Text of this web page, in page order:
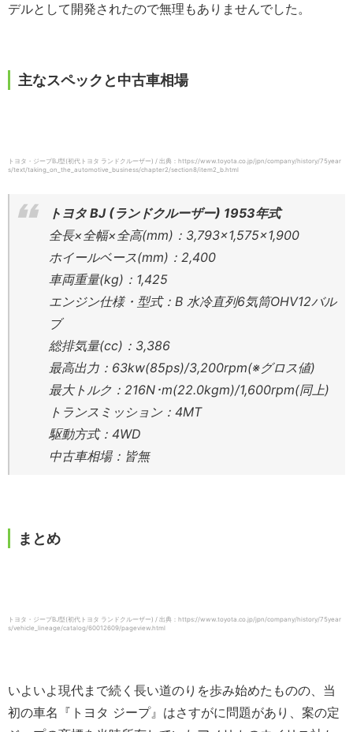
デルとして開発されたので無理もありませんでした。
主なスペックと中古車相場
トヨタ・ジープBJ型(初代トヨタ ランドクルーザー) / 出典：https://www.toyota.co.jp/jpn/company/history/75year
s/text/taking_on_the_automotive_business/chapter2/section8/item2_b.html
トヨタ BJ (ランドクルーザー) 1953年式
全長×全幅×全高(mm)：3,793×1,575×1,900
ホイールベース(mm)：2,400
車両重量(kg)：1,425
エンジン仕様・型式：B 水冷直列6気筒OHV12バル
ブ
総排気量(cc)：3,386
最高出力：63kw(85ps)/3,200rpm(※グロス値)
最大トルク：216N･m(22.0kgm)/1,600rpm(同上)
トランスミッション：4MT
駆動方式：4WD
中古車相場：皆無
まとめ
トヨタ・ジープBJ型(初代トヨタ ランドクルーザー) / 出典：https://www.toyota.co.jp/jpn/company/history/75year
s/vehicle_lineage/catalog/60012609/pageview.html
いよいよ現代まで続く長い道のりを歩み始めたものの、当
初の車名『トヨタ ジープ』はさすがに問題があり、案の定